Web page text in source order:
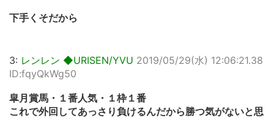
下手くそだから
3: レンレン ◆URISEN/YVU 2019/05/29(水) 12:06:21.38
ID:fqyQkWg50
皐月賞馬・１番人気・１枠１番
これで外回してあっさり負けるんだから勝つ気がないと思